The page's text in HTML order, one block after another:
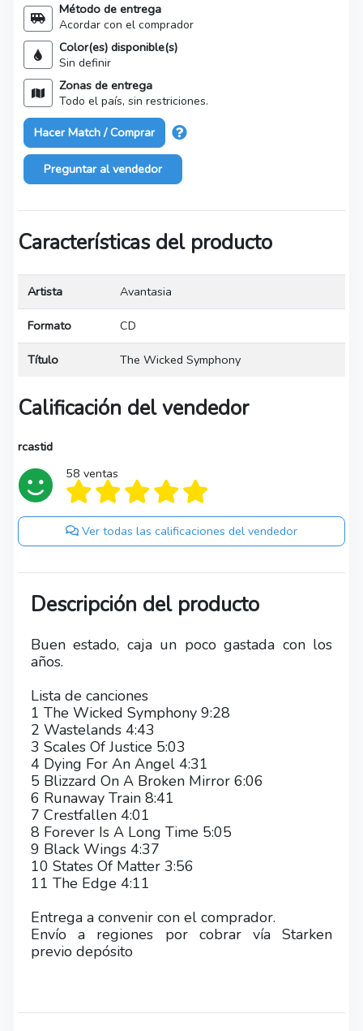
Método de entrega
Acordar con el comprador
Color(es) disponible(s)
Sin definir
Zonas de entrega
Todo el país, sin restriciones.
Hacer Match / Comprar
Preguntar al vendedor
Características del producto
Artista Avantasia
Formato CD
Título The Wicked Symphony
Calificación del vendedor
rcastid
58 ventas
Ver todas las calificaciones del vendedor
Descripción del producto
Buen estado, caja un poco gastada con los
años.
Lista de canciones
1 The Wicked Symphony 9:28
2 Wastelands 4:43
3 Scales Of Justice 5:03
4 Dying For An Angel 4:31
5 Blizzard On A Broken Mirror 6:06
6 Runaway Train 8:41
7 Crestfallen 4:01
8 Forever Is A Long Time 5:05
9 Black Wings 4:37
10 States Of Matter 3:56
11 The Edge 4:11
Entrega a convenir con el comprador.
Envío a regiones por cobrar vía Starken
previo depósito